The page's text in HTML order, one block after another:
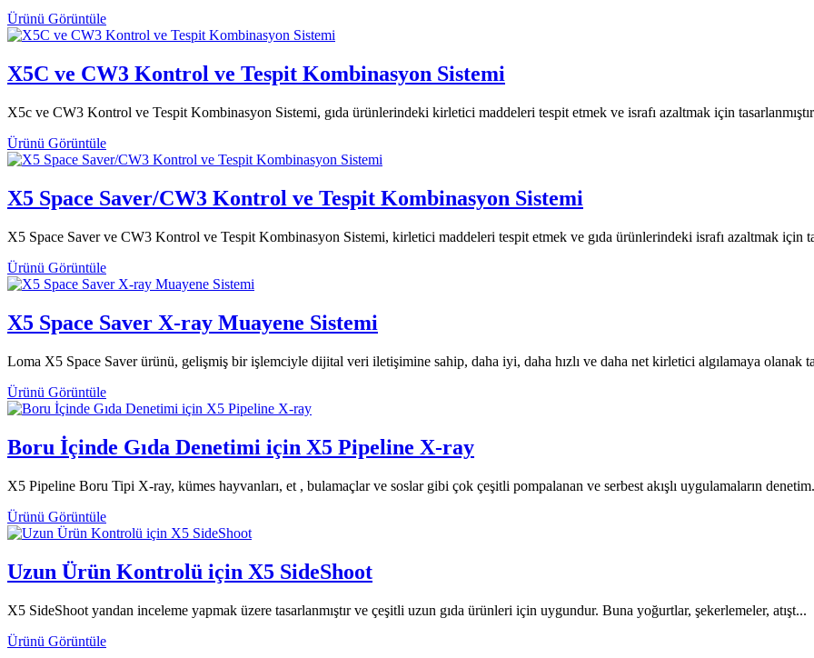
Ürünü Görüntüle
X5C ve CW3 Kontrol ve Tespit Kombinasyon Sistemi
X5c ve CW3 Kontrol ve Tespit Kombinasyon Sistemi, gıda ürünlerindeki kirletici maddeleri tespit etmek ve israfı azaltmak için
Ürünü Görüntüle
X5 Space Saver/CW3 Kontrol ve Tespit Kombinasyon Sistemi
X5 Space Saver ve CW3 Kontrol ve Tespit Kombinasyon Sistemi, kirletici maddeleri tespit etmek ve gıda ürünlerindeki israfı azaltmak için
Ürünü Görüntüle
X5 Space Saver X-ray Muayene Sistemi
Loma X5 Space Saver ürünü, gelişmiş bir işlemciyle dijital veri iletişimine sahip, daha iyi, daha hızlı ve daha net kirletici algılamaya olanak
Ürünü Görüntüle
Boru İçinde Gıda Denetimi için X5 Pipeline X-ray
X5 Pipeline Boru Tipi X-ray, kümes hayvanları, et , bulamaçlar ve soslar gibi çok çeşitli pompalanan ve serbest akışlı uygulamaların
Ürünü Görüntüle
Uzun Ürün Kontrolü için X5 SideShoot
X5 SideShoot yandan inceleme yapmak üzere tasarlanmıştır ve çeşitli uzun gıda ürünleri için uygundur. Buna yoğurtlar, şekerlemeler, atışt...
Ürünü Görüntüle